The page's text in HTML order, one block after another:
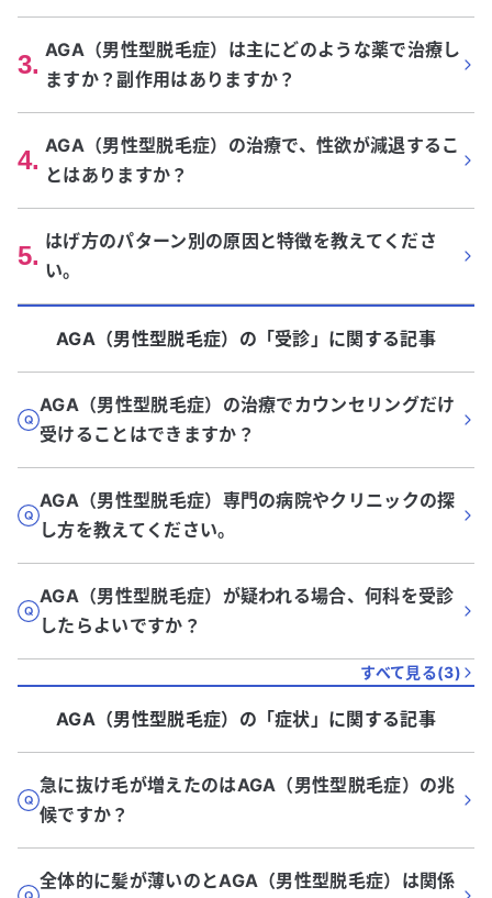
3. AGA（男性型脱毛症）は主にどのような薬で治療し
ますか？副作用はありますか？
4. AGA（男性型脱毛症）の治療で、性欲が減退するこ
とはありますか？
5. はげ方のパターン別の原因と特徴を教えてくださ
い。
AGA（男性型脱毛症） の「受診 」に関する記事
AGA（男性型脱毛症）の治療でカウンセリングだけ
受けることはできますか？
AGA（男性型脱毛症）専門の病院やクリニックの探
し方を教えてください。
AGA（男性型脱毛症）が疑われる場合、何科を受診
したらよいですか？
すべて見る(3)
AGA（男性型脱毛症） の「症状 」に関する記事
急に抜け毛が増えたのはAGA（男性型脱毛症）の兆
候ですか？
全体的に髪が薄いのとAGA（男性型脱毛症）は関係